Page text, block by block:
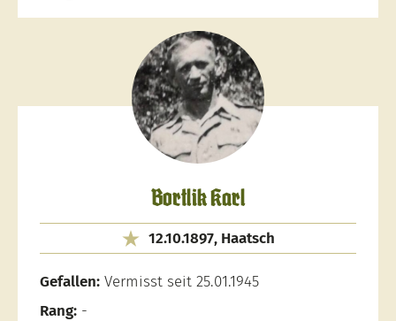
Bortlik Karl
12.10.1897, Haatsch
Gefallen: Vermisst seit 25.01.1945
Rang: -